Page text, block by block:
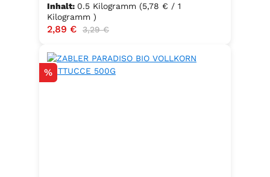
Inhalt: 0.5 Kilogramm (5,78 € / 1
Kilogramm )
Verkaufspreis:
2,89 € Regulärer Preis:
3,29 €
Rabatt
%